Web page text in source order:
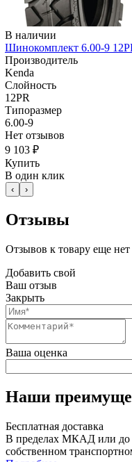
В наличии
Шинокомплект 6.00-9
Производитель
Kenda
Слойность
12PR
Типоразмер
6.00-9
Нет отзывов
9 103 ₽
Купить
В один клик
‹ ›
Отзывы
Отзывов к товару еще нет
Добавить свой
Ваш отзыв
Закрыть
Ваша оценка
Наши
Бесплатная доставка
В пределах МКАД или до
собственном